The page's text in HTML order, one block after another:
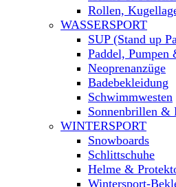
Rollen,
WASSERSPORT
SUP (Stand up
Paddel, Pumpen
Neoprenanzüge
Badebekleidung
Schwimmwesten
Sonnenbrillen &
WINTERSPORT
Snowboards
Schlittschuhe
Helme &
Wintersport-